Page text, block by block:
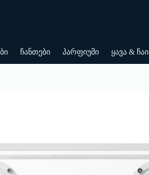
ჩანთები პარფიუმი ყავა & ჩაი